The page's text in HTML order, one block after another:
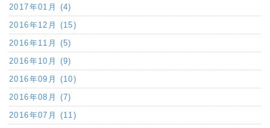
2017年01月 (4)
2016年12月 (15)
2016年11月 (5)
2016年10月 (9)
2016年09月 (10)
2016年08月 (7)
2016年07月 (11)